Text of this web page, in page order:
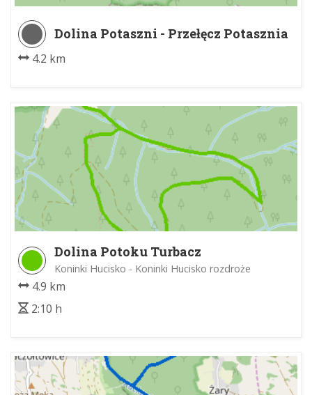
Dolina Potaszni - Przełęcz Potasznia
4.2 km
Dolina Potoku Turbacz
Koninki Hucisko - Koninki Hucisko rozdroże
4.9 km
2:10 h